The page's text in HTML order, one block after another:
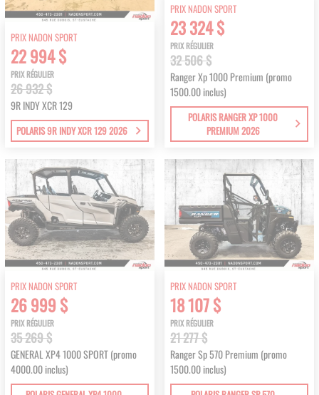
PRIX NADON SPORT
22 994 $
PRIX RÉGULIER
26 932 $
9R INDY XCR 129
POLARIS 9R INDY XCR 129 2026
PRIX NADON SPORT
23 324 $
PRIX RÉGULIER
32 506 $
Ranger Xp 1000 Premium (promo
1500.00 inclus)
POLARIS RANGER XP 1000
PREMIUM 2026
PRIX NADON SPORT
26 999 $
PRIX RÉGULIER
35 269 $
GENERAL XP4 1000 SPORT (promo
4000.00 inclus)
PRIX NADON SPORT
18 107 $
PRIX RÉGULIER
21 277 $
Ranger Sp 570 Premium (promo
1500.00 inclus)